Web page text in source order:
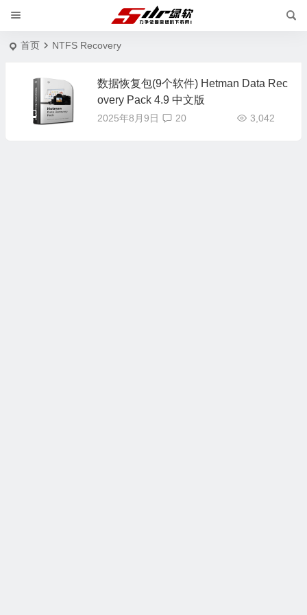
首页 NTFS Recovery
数据恢复包(9个软件) Hetman Data Rec
overy Pack 4.9 中文版
2025年8月9日 3,042
20